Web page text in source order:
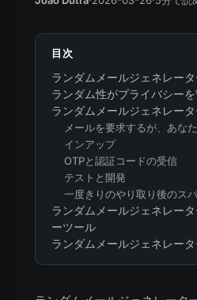
目次
ランダムメールジェネレー
ランダム性がプライバシー
ランダムメールジェネレー
メールを要求するが、あな
インアップ
OTPと認証コードの受信
テストと開発
一度きりのやり取り後のス
ランダムメールジェネレー
ーツール
ランダムメールジェネレー